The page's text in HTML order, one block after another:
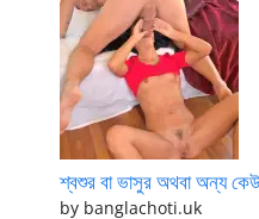
শ্বশুর বা ভাসুর অথবা অন্য
by banglachoti.uk